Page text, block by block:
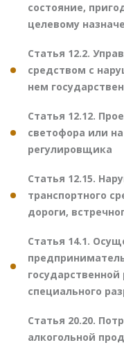
состояние,
целевому
Статья 12.2.
средством с
нем
Статья 12.12.
светофора или
регулировщика
Статья 12.15.
транспортного
дороги,
Статья 14.1.
специального
Статья 20.20.
алкогольной